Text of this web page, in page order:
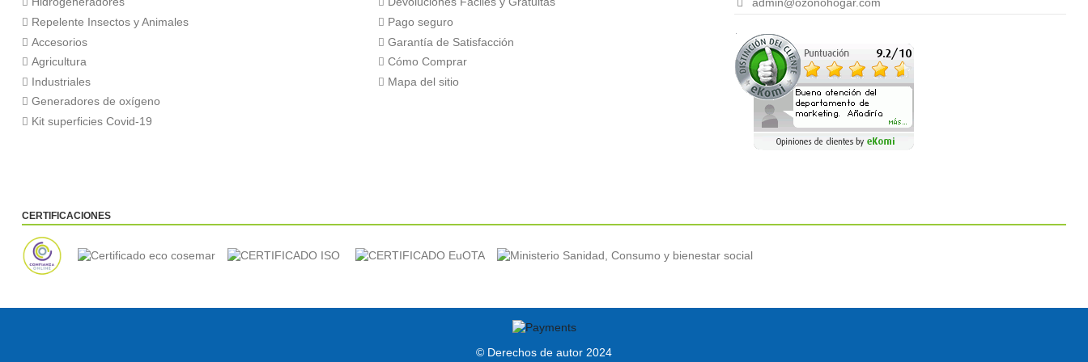
26.05.2016
para repeler moscas lo recomendaría
Repelente Insectos y Animales
Accesorios
Agricultura
Industriales
Generadores de oxígeno
Kit superficies Covid-19
Pago seguro
Garantía de Satisfacción
Cómo Comprar
Mapa del sitio
CERTIFICACIONES
© Derechos de autor 2024